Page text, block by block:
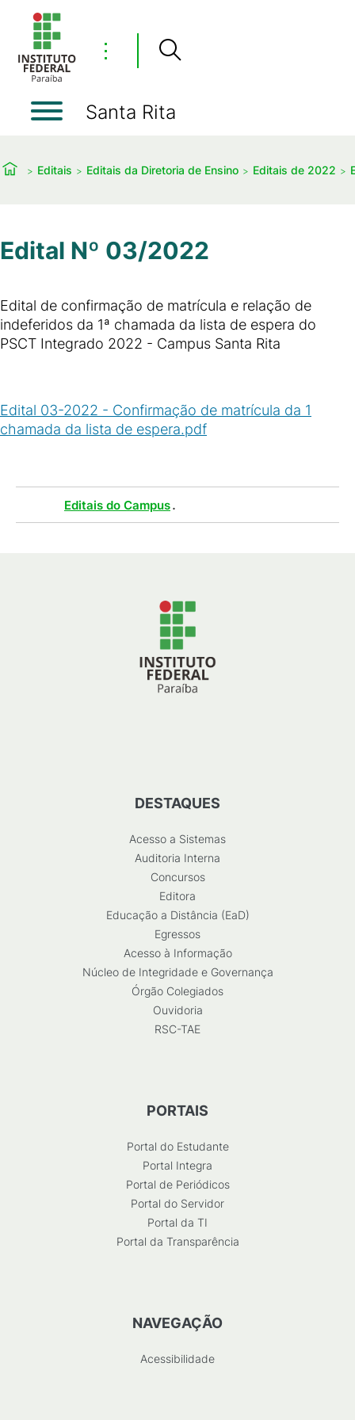
⋮
Santa Rita
Editais Editais da Diretoria de Ensino Editais de 2022
Edital Nº 03/2022
Edital de confirmação de matrícula e relação de
indeferidos da 1ª chamada da lista de espera do
PSCT Integrado 2022 - Campus Santa Rita
Edital 03-2022 - Confirmação de matrícula da 1
chamada da lista de espera.pdf
Editais do Campus.
DESTAQUES
Acesso a Sistemas
Auditoria Interna
Concursos
Editora
Educação a Distância (EaD)
Egressos
Acesso à Informação
Núcleo de Integridade e Governança
Órgão Colegiados
Ouvidoria
RSC-TAE
PORTAIS
Portal do Estudante
Portal Integra
Portal de Periódicos
Portal do Servidor
Portal da TI
Portal da Transparência
NAVEGAÇÃO
Acessibilidade